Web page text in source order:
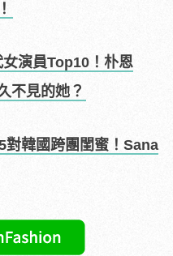
演員Top10！朴恩
不見的她？
對韓國跨團閨蜜！Sana